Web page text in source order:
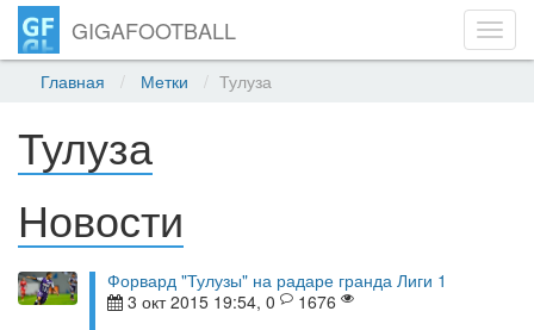
GIGAFOOTBALL
Главная Метки Тулуза
Тулуза
Новости
Форвард "Тулузы" на радаре гранда Лиги 1
3 окт 2015 19:54, 0
1676